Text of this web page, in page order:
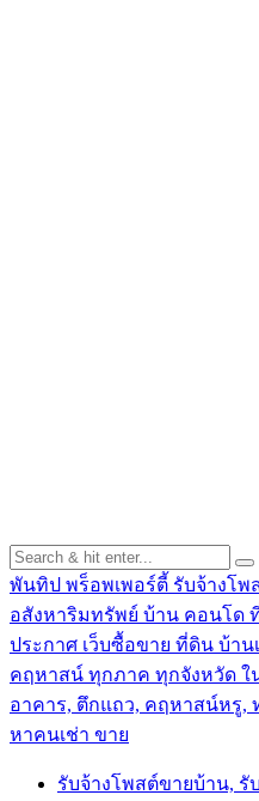
พันทิป พร็อพเพอร์ตี้ รับจ้างโพ
อสังหาริมทรัพย์ บ้าน คอนโด
ประกาศ เว็บซื้อขาย ที่ดิน บ้า
คฤหาสน์ ทุกภาค ทุกจังหวัด ใ
อาคาร, ตึกแถว, คฤหาสน์หรู,
หาคนเช่า ขาย
รับจ้างโพสต์ขายบ้าน,